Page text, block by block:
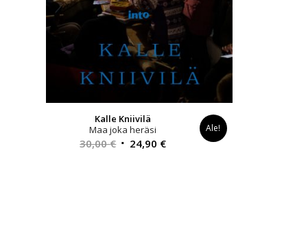
Kalle Kniivilä
Maa joka heräsi
30,00€ Alkuperäinen
24,90 €Nykyinen
Ale!